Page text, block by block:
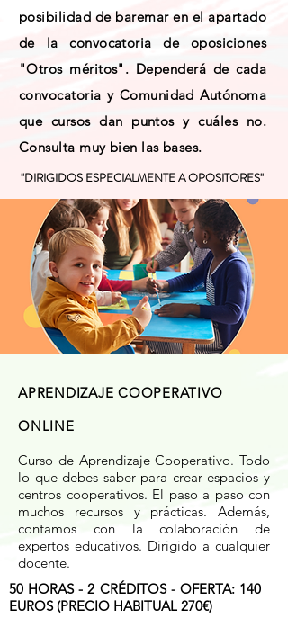
posibilidad de baremar en el apartado
de la convocatoria de oposiciones
"Otros méritos". Dependerá de cada
convocatoria y Comunidad Autónoma
que cursos dan puntos y cuáles no.
Consulta muy bien las bases.
"DIRIGIDOS ESPECIALMENTE A OPOSITORES"
APRENDIZAJE COOPERATIVO
ONLINE
Curso de Aprendizaje Cooperativo. Todo
lo que debes saber para crear espacios y
centros cooperativos. El paso a paso con
muchos recursos y prácticas. Además,
contamos con la colaboración de
expertos educativos. Dirigido a cualquier
docente.
50 HORAS - 2 CRÉDITOS - OFERTA: 140
EUROS (PRECIO HABITUAL 270€)